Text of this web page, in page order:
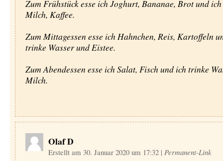
Zum Frühstück esse ich Joghurt, Bananae, Brot und
Milch, Kaffee.
Zum Mittagessen esse ich Hahnchen, Reis, Kartoffeln
trinke Wasser und Eistee.
Zum Abendessen esse ich Salat, Fisch und ich trinke
Milch.
Olaf D
Erstellt am 30. Januar 2020 um 17:32 | Permanent-Link